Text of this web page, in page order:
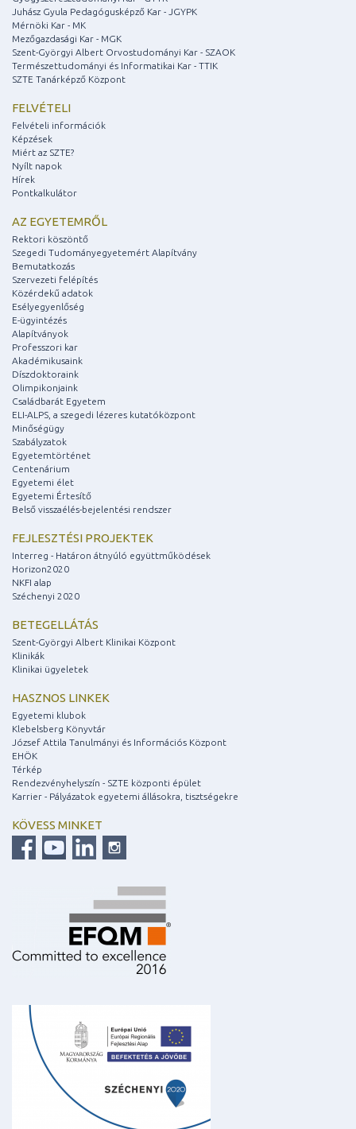
Juhász Gyula Pedagógusképző Kar - JGYPK
Mérnöki Kar - MK
Mezőgazdasági Kar - MGK
Szent-Györgyi Albert Orvostudományi Kar - SZAOK
Természettudományi és Informatikai Kar - TTIK
SZTE Tanárképző Központ
FELVÉTELI
Felvételi információk
Képzések
Miért az SZTE?
Nyílt napok
Hírek
Pontkalkulátor
AZ EGYETEMRŐL
Rektori köszöntő
Szegedi Tudományegyetemért Alapítvány
Bemutatkozás
Szervezeti felépítés
Közérdekű adatok
Esélyegyenlőség
E-ügyintézés
Alapítványok
Professzori kar
Akadémikusaink
Díszdoktoraink
Olimpikonjaink
Családbarát Egyetem
ELI-ALPS, a szegedi lézeres kutatóközpont
Minőségügy
Szabályzatok
Egyetemtörténet
Centenárium
Egyetemi élet
Egyetemi Értesítő
Belső visszaélés-bejelentési rendszer
FEJLESZTÉSI PROJEKTEK
Interreg - Határon átnyúló együttműködések
Horizon2020
NKFI alap
Széchenyi 2020
BETEGELLÁTÁS
Szent-Györgyi Albert Klinikai Központ
Klinikák
Klinikai ügyeletek
HASZNOS LINKEK
Egyetemi klubok
Klebelsberg Könyvtár
József Attila Tanulmányi és Információs Központ
EHÖK
Térkép
Rendezvényhelyszín - SZTE központi épület
Karrier - Pályázatok egyetemi állásokra, tisztségekre
KÖVESS MINKET